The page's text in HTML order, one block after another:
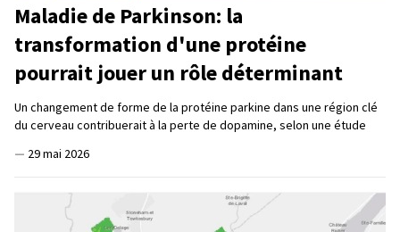
Maladie de Parkinson: la
transformation d'une protéine
pourrait jouer un rôle déterminant
Un changement de forme de la protéine parkine dans une région clé
du cerveau contribuerait à la perte de dopamine, selon une étude
— 29 mai 2026